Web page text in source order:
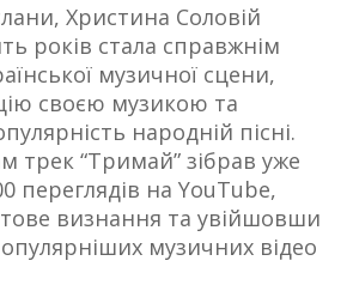
Христина Соловій
років стала справжнім
музичної сцени,
своєю музикою та
народній пісні.
трек “Тримай” зібрав уже
переглядів на YouTube,
визнання та увійшовши
музичних відео